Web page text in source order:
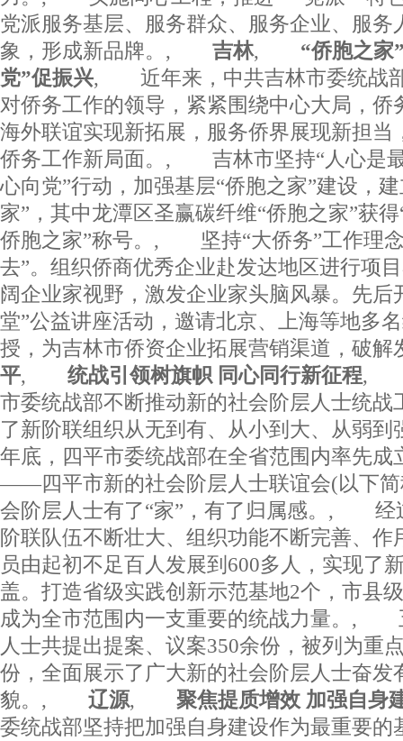
党派服务基层、服务群众、服务企业、服务
象，形成新品牌。, 吉林, “侨胞之家”
党”促振兴, 近年来，中共吉林市委统战
对侨务工作的领导，紧紧围绕中心大局，侨
海外联谊实现新拓展，服务侨界展现新担当
侨务工作新局面。, 吉林市坚持“人心是最
心向党”行动，加强基层“侨胞之家”建设，
家”，其中龙潭区圣赢碳纤维“侨胞之家”获
侨胞之家”称号。, 坚持“大侨务”工作理念
去”。组织侨商优秀企业赴发达地区进行项
阔企业家视野，激发企业家头脑风暴。先后
堂”公益讲座活动，邀请北京、上海等地多
授，为吉林市侨资企业拓展营销渠道，
平, 统战引领树旗帜 同心同行新征程,
市委统战部不断推动新的社会阶层人士统战
了新阶联组织从无到有、从小到大、从
年底，四平市委统战部在全省范围内率先成
——四平市新的社会阶层人士联谊会(以下简
会阶层人士有了“家”，有了归属感。, 经
阶联队伍不断壮大、组织功能不断完善、作
员由起初不足百人发展到600多人，实现了
盖。打造省级实践创新示范基地2个，市县
成为全市范围内一支重要的统战力量。,
人士共提出提案、议案350余份，被列为重
份，全面展示了广大新的社会阶层人士奋发
貌。, 辽源, 聚焦提质增效 加强自身
委统战部坚持把加强自身建设作为最重要的